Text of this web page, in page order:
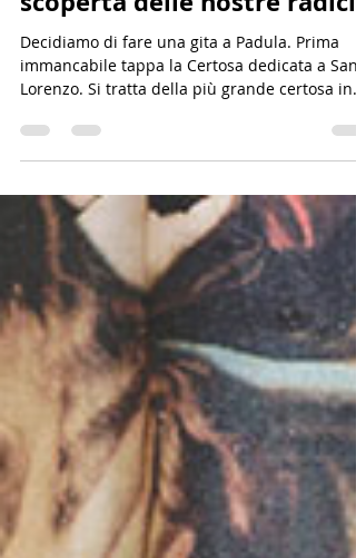
Padula: Un percorso alla
scoperta delle nostre radici.
Decidiamo di fare una gita a Padula. Prima
Lorenzo. Si tratta della più grande certosa in...